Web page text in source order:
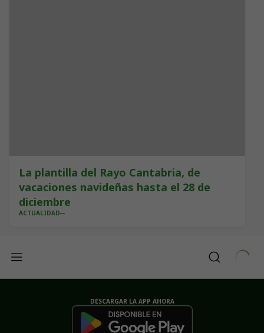
La plantilla del Rayo Cantabria, de
vacaciones navideñas hasta el 28 de
diciembre
ACTUALIDAD
DESCARGAR LA APP AHORA